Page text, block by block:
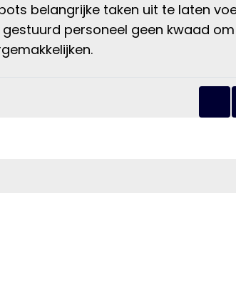
belangrijke taken uit te laten
personeel geen kwaad